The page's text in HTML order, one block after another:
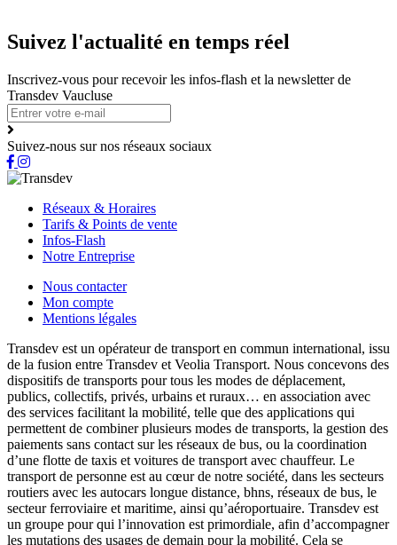
Suivez l'actualité en temps réel
Inscrivez-vous pour recevoir les infos-flash et la newsletter de
Transdev Vaucluse
Suivez-nous sur nos réseaux sociaux
Réseaux & Horaires
Tarifs & Points de vente
Infos-Flash
Notre Entreprise
Nous contacter
Mon compte
Mentions légales
Transdev est un opérateur de transport en commun international, issu
de la fusion entre Transdev et Veolia Transport. Nous concevons des
dispositifs de transports pour tous les modes de déplacement,
publics, collectifs, privés, urbains et ruraux… en association avec
des services facilitant la mobilité, telle que des applications qui
permettent de combiner plusieurs modes de transports, la gestion des
paiements sans contact sur les réseaux de bus, ou la coordination
d’une flotte de taxis et voitures de transport avec chauffeur. Le
transport de personne est au cœur de notre société, dans les secteurs
routiers avec les autocars longue distance, bhns, réseaux de bus, le
secteur ferroviaire et maritime, ainsi qu’aéroportuaire. Transdev est
un groupe pour qui l’innovation est primordiale, afin d’accompagner
les mutations des usages de demain pour la mobilité. Cela se